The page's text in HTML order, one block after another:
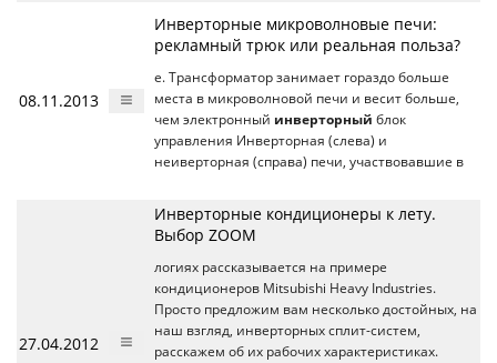
08.11.2013
Инверторные микроволновые печи:
рекламный трюк или реальная польза?
е. Трансформатор занимает гораздо больше
места в микроволновой печи и весит больше,
чем электронный инверторный блок
управления Инверторная (слева) и
неиверторная (справа) печи, участвовавшие в
27.04.2012
Инверторные кондиционеры к лету.
Выбор ZOOM
логиях рассказывается на примере
кондиционеров Mitsubishi Heavy Industries.
Просто предложим вам несколько достойных, на
наш взгляд, инверторных сплит-систем,
расскажем об их рабочих характеристиках.